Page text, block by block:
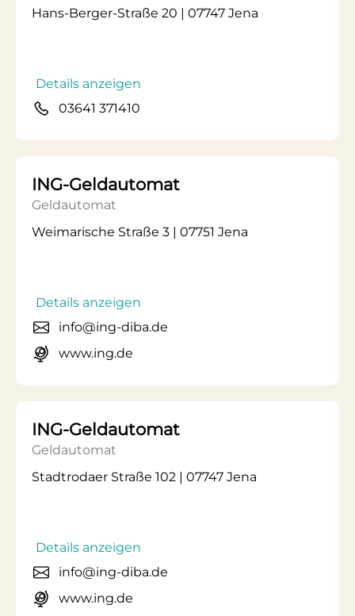
Hans-Berger-Straße 20 | 07747 Jena
Details anzeigen
03641 371410
ING-Geldautomat
Geldautomat
Weimarische Straße 3 | 07751 Jena
Details anzeigen
info@ing-diba.de
www.ing.de
ING-Geldautomat
Geldautomat
Stadtrodaer Straße 102 | 07747 Jena
Details anzeigen
info@ing-diba.de
www.ing.de